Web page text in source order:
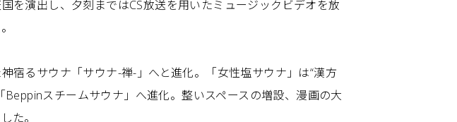
を演出し、夕刻まではCS放送を用いたミュージックビデオを放
宿るサウナ「サウナ-禅-」へと進化。「女性塩サウナ」は“漢方
スチームサウナ」へ進化。整いスペースの増設、漫画の大
た。